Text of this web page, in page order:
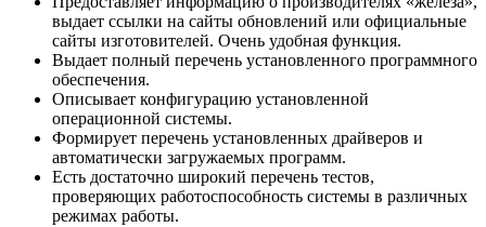
выдает ссылки на сайты обновлений или официальные
сайты изготовителей. Очень удобная функция.
Выдает полный перечень установленного программного
обеспечения.
Описывает конфигурацию установленной
операционной системы.
Формирует перечень установленных драйверов и
автоматически загружаемых программ.
Есть достаточно широкий перечень тестов,
проверяющих работоспособность системы в различных
режимах работы.